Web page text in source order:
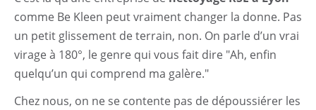
comme Be Kleen peut vraiment changer la donne. Pas
un petit glissement de terrain, non. On parle d’un vrai
virage à 180°, le genre qui vous fait dire "Ah, enfin
quelqu’un qui comprend ma galère."
Chez nous, on ne se contente pas de dépoussiérer les